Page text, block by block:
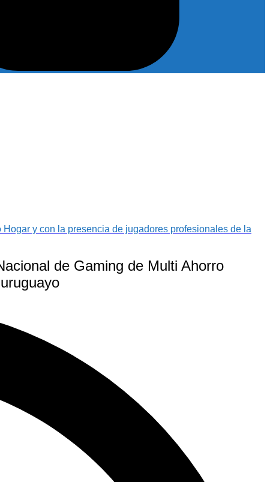
y con la presencia de jugadores profesionales de la
de Gaming de Multi Ahorro